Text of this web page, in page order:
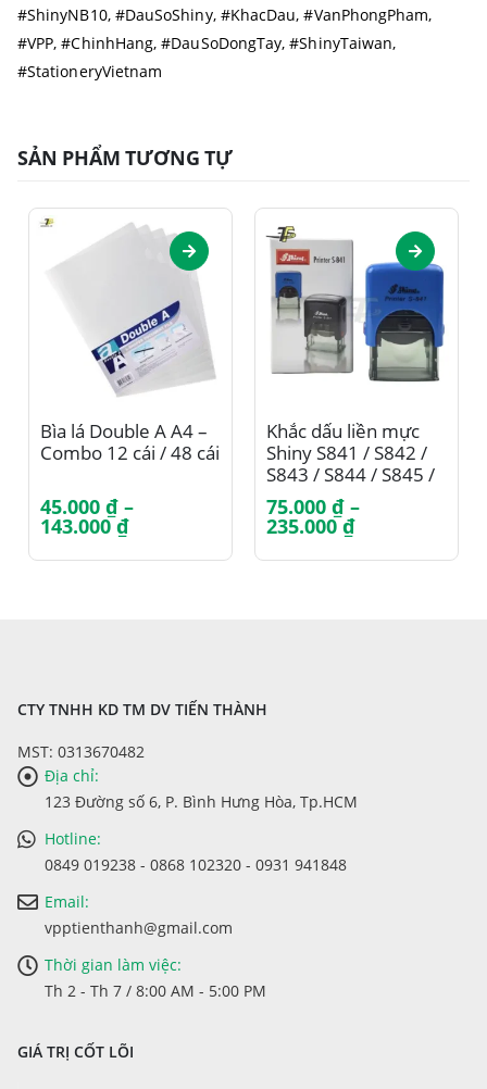
#ShinyNB10, #DauSoShiny, #KhacDau, #VanPhongPham,
#VPP, #ChinhHang, #DauSoDongTay, #ShinyTaiwan,
#StationeryVietnam
SẢN PHẨM TƯƠNG TỰ
Bìa lá Double A A4 –
Combo 12 cái / 48 cái
45.000 ₫ –
143.000₫Khoảng
từ
Khắc dấu liền mực
Shiny S841 / S842 /
S843 / S844 / S845 /
S846
75.000 ₫ –
235.000₫Khoảng
từ
CTY TNHH KD TM DV TIẾN THÀNH
MST: 0313670482
Địa chỉ:
123 Đường số 6, P. Bình Hưng Hòa, Tp.HCM
Hotline:
0849 019238 - 0868 102320 - 0931 941848
Email:
vpptienthanh@gmail.com
Thời gian làm việc:
Th 2 - Th 7 / 8:00 AM - 5:00 PM
GIÁ TRỊ CỐT LÕI